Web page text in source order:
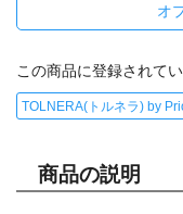
オ
この商品に登録されて
TOLNERA(トルネラ) by
商品の説明